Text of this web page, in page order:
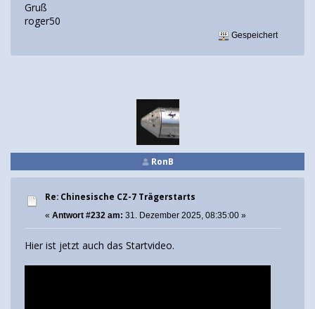
Gruß
roger50
Gespeichert
RonB
Re: Chinesische CZ-7 Trägerstarts
« Antwort #232 am: 31. Dezember 2025, 08:35:00 »
Hier ist jetzt auch das Startvideo.